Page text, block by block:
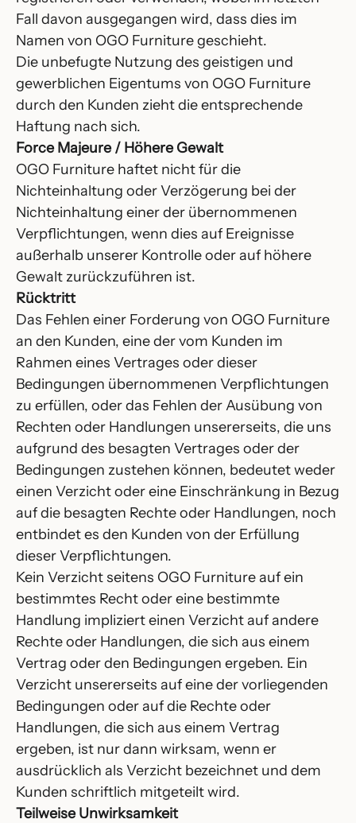
Fall davon ausgegangen wird, dass dies im
Namen von OGO Furniture geschieht.
Die unbefugte Nutzung des geistigen und
gewerblichen Eigentums von OGO Furniture
durch den Kunden zieht die entsprechende
Haftung nach sich.
Force Majeure / Höhere Gewalt
OGO Furniture haftet nicht für die
Nichteinhaltung oder Verzögerung bei der
Nichteinhaltung einer der übernommenen
Verpflichtungen, wenn dies auf Ereignisse
außerhalb unserer Kontrolle oder auf höhere
Gewalt zurückzuführen ist.
Rücktritt
Das Fehlen einer Forderung von OGO Furniture
an den Kunden, eine der vom Kunden im
Rahmen eines Vertrages oder dieser
Bedingungen übernommenen Verpflichtungen
zu erfüllen, oder das Fehlen der Ausübung von
Rechten oder Handlungen unsererseits, die uns
aufgrund des besagten Vertrages oder der
Bedingungen zustehen können, bedeutet weder
einen Verzicht oder eine Einschränkung in Bezug
auf die besagten Rechte oder Handlungen, noch
entbindet es den Kunden von der Erfüllung
dieser Verpflichtungen.
Kein Verzicht seitens OGO Furniture auf ein
bestimmtes Recht oder eine bestimmte
Handlung impliziert einen Verzicht auf andere
Rechte oder Handlungen, die sich aus einem
Vertrag oder den Bedingungen ergeben. Ein
Verzicht unsererseits auf eine der vorliegenden
Bedingungen oder auf die Rechte oder
Handlungen, die sich aus einem Vertrag
ergeben, ist nur dann wirksam, wenn er
ausdrücklich als Verzicht bezeichnet und dem
Kunden schriftlich mitgeteilt wird.
Teilweise Unwirksamkeit